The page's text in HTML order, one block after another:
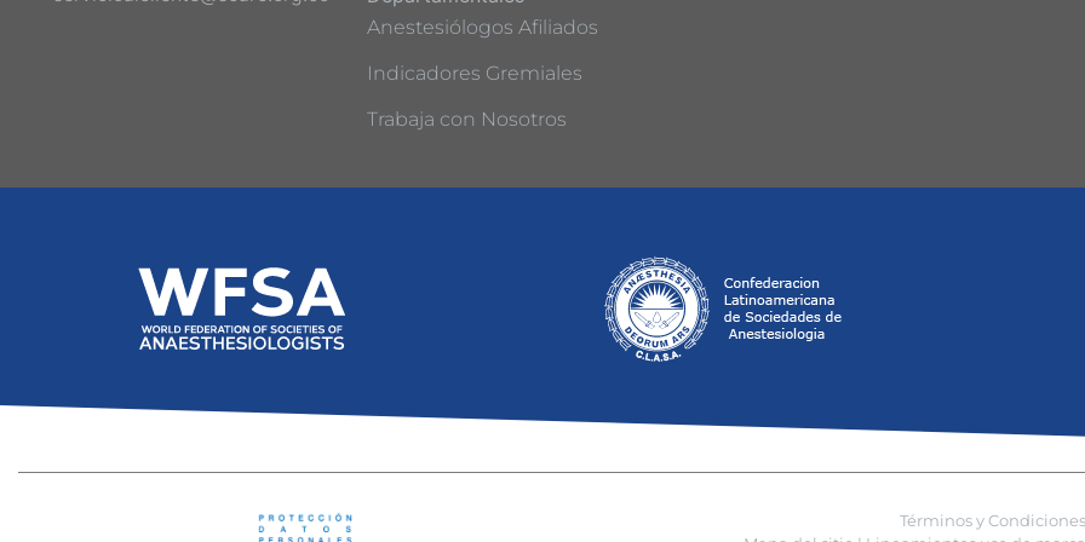
Anestesiólogos Afiliados
Indicadores Gremiales
Trabaja con Nosotros
Términos y Condiciones